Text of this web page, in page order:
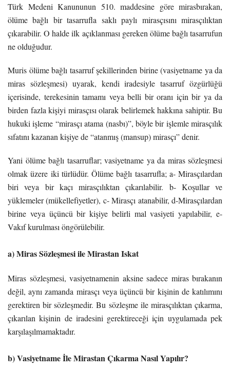
Türk Medeni Kanununun 510. maddesine göre mirasbırakan,
ölüme bağlı bir tasarrufla saklı paylı mirasçısını mirasçılıktan
çıkarabilir. O halde ilk açıklanması gereken ölüme bağlı tasarrufun
ne olduğudur.
Muris ölüme bağlı tasarruf şekillerinden birine (vasiyetname ya da
miras sözleşmesi) uyarak, kendi iradesiyle tasarruf özgürlüğü
içerisinde, terekesinin tamamı veya belli bir oranı için bir ya da
birden fazla kişiyi mirasçısı olarak belirlemek hakkına sahiptir. Bu
hukuki işleme “mirasçı atama (nasbı)”, böyle bir işlemle mirasçılık
sıfatını kazanan kişiye de “atanmış (mansup) mirasçı” denir.
Yani ölüme bağlı tasarruflar; vasiyetname ya da miras sözleşmesi
olmak üzere iki türlüdür. Ölüme bağlı tasarrufla; a- Mirasçılardan
biri veya bir kaçı mirasçılıktan çıkarılabilir. b- Koşullar ve
yüklemeler (mükellefiyetler), c- Mirasçı atanabilir, d-Mirasçılardan
birine veya üçüncü bir kişiye belirli mal vasiyeti yapılabilir, e-
Vakıf kurulması öngörülebilir.
a) Miras Sözleşmesi ile Mirastan Iskat
Miras sözleşmesi, vasiyetnamenin aksine sadece miras bırakanın
değil, aynı zamanda mirasçı veya üçüncü bir kişinin de katılımını
gerektiren bir sözleşmedir. Bu sözleşme ile mirasçılıktan çıkarma,
çıkarılan kişinin de iradesini gerektireceği için uygulamada pek
karşılaşılmamaktadır.
b) Vasiyetname İle Mirastan Çıkarma Nasıl Yapılır?